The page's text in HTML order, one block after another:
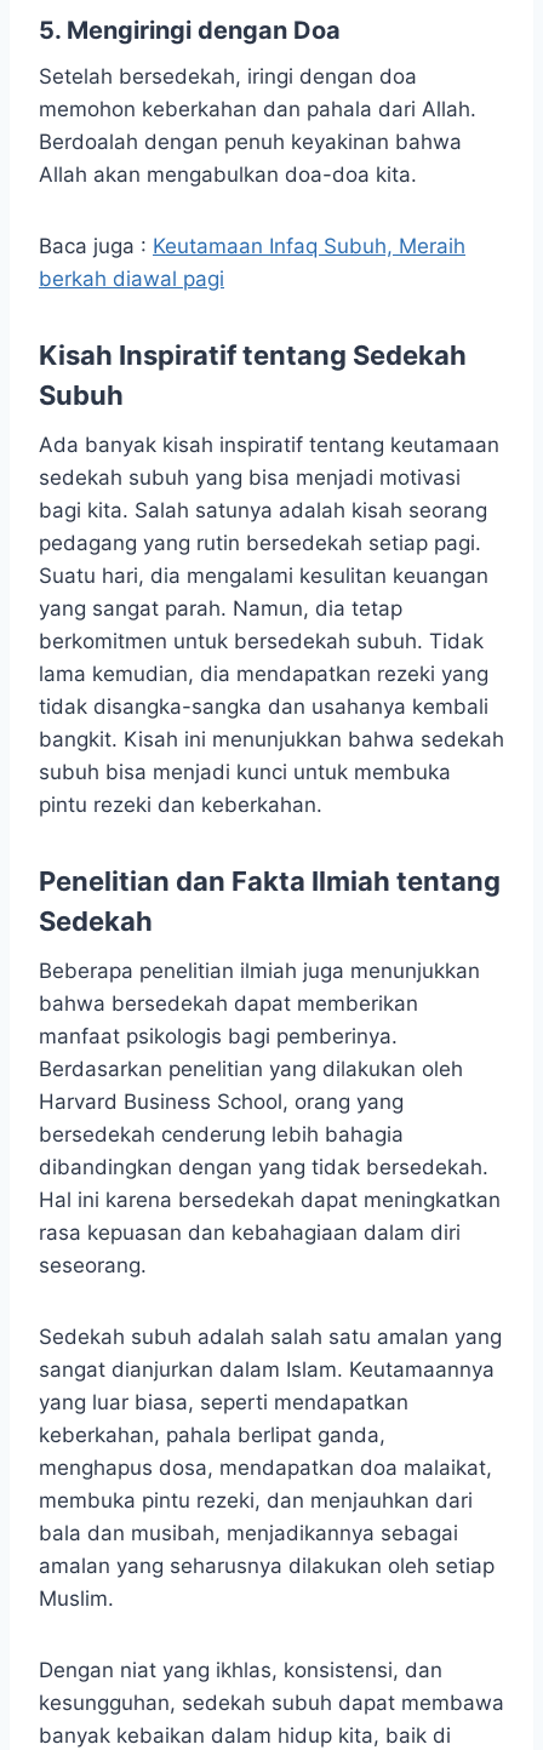
5. Mengiringi dengan Doa
Setelah bersedekah, iringi dengan doa
memohon keberkahan dan pahala dari Allah.
Berdoalah dengan penuh keyakinan bahwa
Allah akan mengabulkan doa-doa kita.
Baca juga : Keutamaan Infaq Subuh, Meraih
berkah diawal pagi
Kisah Inspiratif tentang Sedekah
Subuh
Ada banyak kisah inspiratif tentang keutamaan
sedekah subuh yang bisa menjadi motivasi
bagi kita. Salah satunya adalah kisah seorang
pedagang yang rutin bersedekah setiap pagi.
Suatu hari, dia mengalami kesulitan keuangan
yang sangat parah. Namun, dia tetap
berkomitmen untuk bersedekah subuh. Tidak
lama kemudian, dia mendapatkan rezeki yang
tidak disangka-sangka dan usahanya kembali
bangkit. Kisah ini menunjukkan bahwa sedekah
subuh bisa menjadi kunci untuk membuka
pintu rezeki dan keberkahan.
Penelitian dan Fakta Ilmiah tentang
Sedekah
Beberapa penelitian ilmiah juga menunjukkan
bahwa bersedekah dapat memberikan
manfaat psikologis bagi pemberinya.
Berdasarkan penelitian yang dilakukan oleh
Harvard Business School, orang yang
bersedekah cenderung lebih bahagia
dibandingkan dengan yang tidak bersedekah.
Hal ini karena bersedekah dapat meningkatkan
rasa kepuasan dan kebahagiaan dalam diri
seseorang.
Sedekah subuh adalah salah satu amalan yang
sangat dianjurkan dalam Islam. Keutamaannya
yang luar biasa, seperti mendapatkan
keberkahan, pahala berlipat ganda,
menghapus dosa, mendapatkan doa malaikat,
membuka pintu rezeki, dan menjauhkan dari
bala dan musibah, menjadikannya sebagai
amalan yang seharusnya dilakukan oleh setiap
Muslim.
Dengan niat yang ikhlas, konsistensi, dan
kesungguhan, sedekah subuh dapat membawa
banyak kebaikan dalam hidup kita, baik di